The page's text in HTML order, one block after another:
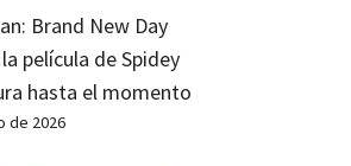
Brand New Day
película de Spidey
hasta el momento
de 2026